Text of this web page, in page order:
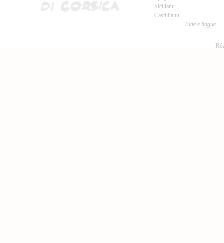
Sicilianu
Castillianu
Tutte e lingue